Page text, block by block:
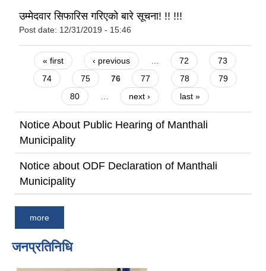
उम्मेदवार सिफारिस गरिएको बारे सूचना! !! !!!
Post date: 12/31/2019 - 15:46
Pages
« first ‹ previous … 72
73
74
75 76 77 78
79
80
… next › last »
Notice About Public Hearing of Manthali
Municipality
Notice about ODF Declaration of Manthali
Municipality
more
जनप्रतिनिधि